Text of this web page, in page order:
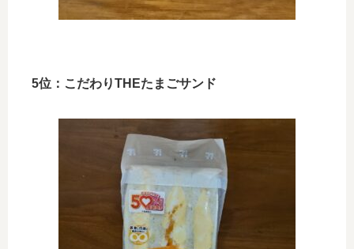
5位：こだわりTHEたまごサンド